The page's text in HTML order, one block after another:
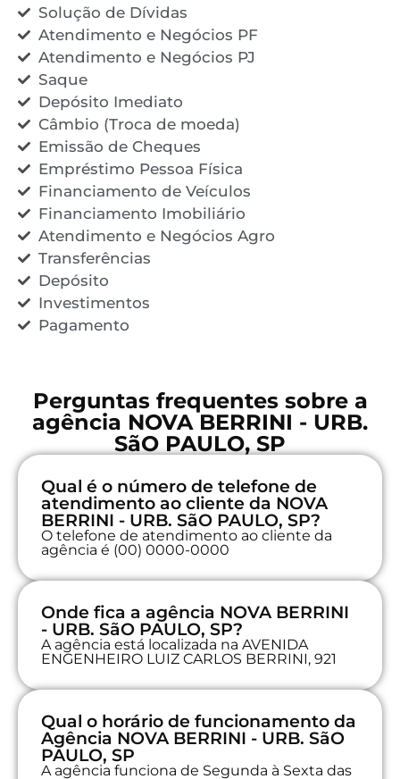
Solução de Dívidas
Atendimento e Negócios PF
Atendimento e Negócios PJ
Saque
Depósito Imediato
Câmbio (Troca de moeda)
Emissão de Cheques
Empréstimo Pessoa Física
Financiamento de Veículos
Financiamento Imobiliário
Atendimento e Negócios Agro
Transferências
Depósito
Investimentos
Pagamento
Perguntas frequentes sobre a
agência NOVA BERRINI - URB.
SãO PAULO, SP
Qual é o número de telefone de
atendimento ao cliente da NOVA
BERRINI - URB. SãO PAULO, SP?
O telefone de atendimento ao cliente da
agência é (00) 0000-0000
Onde fica a agência NOVA BERRINI
- URB. SãO PAULO, SP?
A agência está localizada na AVENIDA
ENGENHEIRO LUIZ CARLOS BERRINI, 921
Qual o horário de funcionamento da
Agência NOVA BERRINI - URB. SãO
PAULO, SP
A agência funciona de Segunda à Sexta das